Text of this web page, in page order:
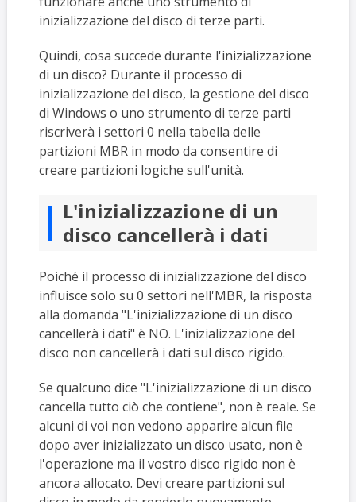
inizializzazione del disco di terze parti.
Quindi, cosa succede durante l'inizializzazione
di un disco? Durante il processo di
inizializzazione del disco, la gestione del disco
di Windows o uno strumento di terze parti
riscriverà i settori 0 nella tabella delle
partizioni MBR in modo da consentire di
creare partizioni logiche sull'unità.
L'inizializzazione di un
disco cancellerà i dati
Poiché il processo di inizializzazione del disco
influisce solo su 0 settori nell'MBR, la risposta
alla domanda "L'inizializzazione di un disco
cancellerà i dati" è NO. L'inizializzazione del
disco non cancellerà i dati sul disco rigido.
Se qualcuno dice "L'inizializzazione di un disco
cancella tutto ciò che contiene", non è reale. Se
alcuni di voi non vedono apparire alcun file
dopo aver inizializzato un disco usato, non è
l'operazione ma il vostro disco rigido non è
ancora allocato. Devi creare partizioni sul